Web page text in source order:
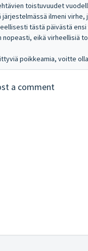
toistuvuudet
ilmeni
tästä päivästä ensi
nopeasti, eikä virheellisiä
poikkeamia, voitte
a comment